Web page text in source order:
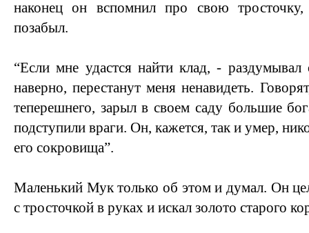
наконец он вспомнил про свою
позабыл.
“Если мне удастся найти клад, -
наверно, перестанут меня ненавидеть.
теперешнего, зарыл в своем саду большие
подступили враги. Он, кажется, так и умер,
его сокровища”.
Маленький Мук только об этом и думал. Он
с тросточкой в руках и искал золото старого